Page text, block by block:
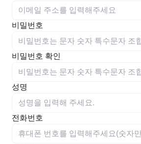
비밀번호
비밀번호 확인
성명
전화번호